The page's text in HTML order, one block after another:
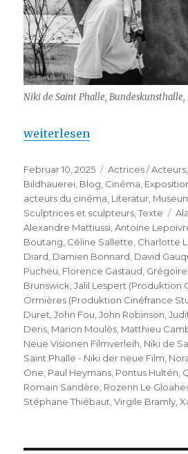
Niki de Saint Phalle, Bundeskunsthalle,
„Niki de Saint Phalle – Niki,
weiterlesen
Veröffentlicht
am
Februar 10, 2025 Kategorien
Actrices / Acteurs
Bildhauerei Blog Cinéma
acteurs du cinéma Literatur
Sculptrices et sculpteurs ,Texte
Alexandre Mattiussi ,Antoine
Boutang Céline Sallette Charlotte
Diard Damien Bonnard David
Pucheu Florence Gastaud
Brunswick ,Jalil Lespert (Produktion
Ormières (Produktion Cinéfrance
Duret ,John Fou ,John Robinson ,
Deris Marion Moulès Matthieu
Neue Visionen Filmverleih Niki de
Saint Phalle - Niki der neue Film
One Paul Heymans Pontus Hultén
Romain Sandère Rozenn Le
Stéphane Thiébaut ,Virgile Bramly ,